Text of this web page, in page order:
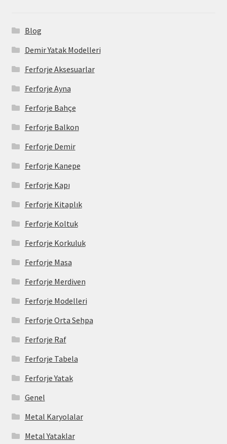
Blog
Demir Yatak Modelleri
Ferforje Aksesuarlar
Ferforje Ayna
Ferforje Bahçe
Ferforje Balkon
Ferforje Demir
Ferforje Kanepe
Ferforje Kapı
Ferforje Kitaplık
Ferforje Koltuk
Ferforje Korkuluk
Ferforje Masa
Ferforje Merdiven
Ferforje Modelleri
Ferforje Orta Sehpa
Ferforje Raf
Ferforje Tabela
Ferforje Yatak
Genel
Metal Karyolalar
Metal Yataklar